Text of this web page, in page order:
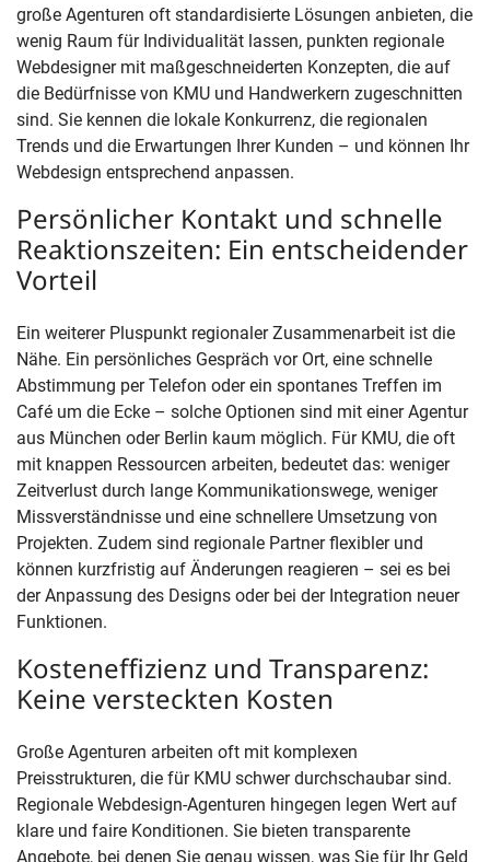
große Agenturen oft standardisierte Lösungen anbieten, die
wenig Raum für Individualität lassen, punkten regionale
Webdesigner mit maßgeschneiderten Konzepten, die auf
die Bedürfnisse von KMU und Handwerkern zugeschnitten
sind. Sie kennen die lokale Konkurrenz, die regionalen
Trends und die Erwartungen Ihrer Kunden – und können Ihr
Webdesign entsprechend anpassen.
Persönlicher Kontakt und schnelle
Reaktionszeiten: Ein entscheidender
Vorteil
Ein weiterer Pluspunkt regionaler Zusammenarbeit ist die
Nähe. Ein persönliches Gespräch vor Ort, eine schnelle
Abstimmung per Telefon oder ein spontanes Treffen im
Café um die Ecke – solche Optionen sind mit einer Agentur
aus München oder Berlin kaum möglich. Für KMU, die oft
mit knappen Ressourcen arbeiten, bedeutet das: weniger
Zeitverlust durch lange Kommunikationswege, weniger
Missverständnisse und eine schnellere Umsetzung von
Projekten. Zudem sind regionale Partner flexibler und
können kurzfristig auf Änderungen reagieren – sei es bei
der Anpassung des Designs oder bei der Integration neuer
Funktionen.
Kosteneffizienz und Transparenz:
Keine versteckten Kosten
Große Agenturen arbeiten oft mit komplexen
Preisstrukturen, die für KMU schwer durchschaubar sind.
Regionale Webdesign-Agenturen hingegen legen Wert auf
klare und faire Konditionen. Sie bieten transparente
Angebote, bei denen Sie genau wissen, was Sie für Ihr Geld